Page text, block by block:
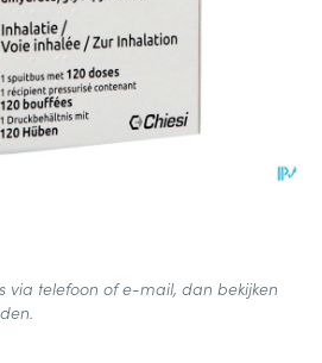
via telefoon of e-mail, dan bekijken